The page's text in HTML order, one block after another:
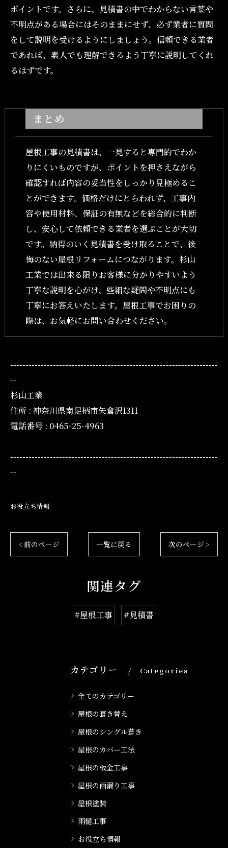
ポイントです。さらに、見積書の中でわからない言葉や
不明点がある場合にはそのままにせず、必ず業者に質問
をして説明を受けるようにしましょう。信頼できる業者
であれば、素人でも理解できるよう丁寧に説明してくれ
るはずです。
まとめ
屋根工事の見積書は、一見すると専門的でわか
りにくいものですが、ポイントを押さえながら
確認すれば内容の妥当性をしっかり見極めるこ
とができます。価格だけにとらわれず、工事内
容や使用材料、保証の有無などを総合的に判断
し、安心して依頼できる業者を選ぶことが大切
です。納得のいく見積書を受け取ることで、後
悔のない屋根リフォームにつながります。杉山
工業では出来る限りお客様に分かりやすいよう
丁寧な説明を心がけ、些細な疑問や不明点にも
丁寧にお答えいたします。屋根工事でお困りの
際は、お気軽にお問い合わせください。
--------------------------------------------------------------------
--
杉山工業
住所 : 神奈川県南足柄市矢倉沢1311
電話番号 : 0465-25-4963
--------------------------------------------------------------------
--
お役立ち情報
< 前のページ 一覧に戻る 次のページ >
関連タグ
#屋根工事 #見積書
カテゴリー Categories
全てのカテゴリー
屋根の葺き替え
屋根のシングル葺き
屋根のカバー工法
屋根の板金工事
屋根の雨漏り工事
屋根塗装
雨樋工事
お役立ち情報